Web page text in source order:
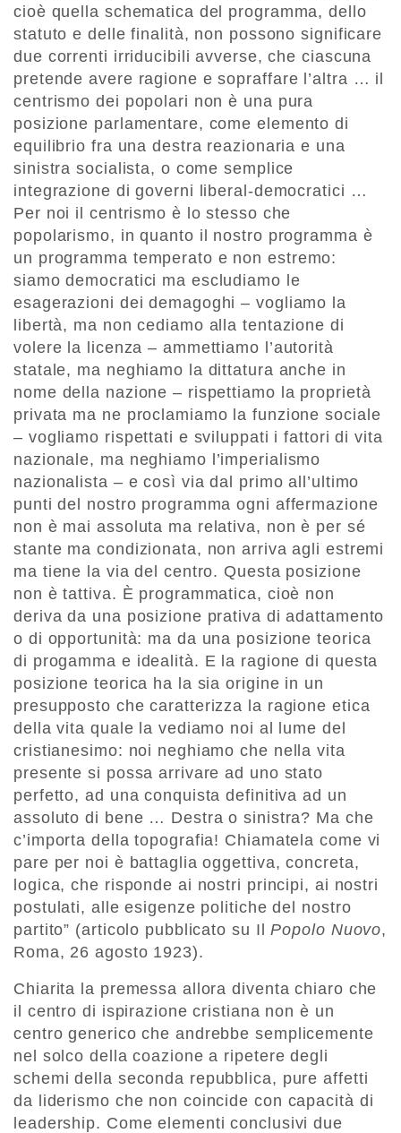
cioè quella schematica del programma, dello
statuto e delle finalità, non possono significare
due correnti irriducibili avverse, che ciascuna
pretende avere ragione e sopraffare l’altra … il
centrismo dei popolari non è una pura
posizione parlamentare, come elemento di
equilibrio fra una destra reazionaria e una
sinistra socialista, o come semplice
integrazione di governi liberal-democratici …
Per noi il centrismo è lo stesso che
popolarismo, in quanto il nostro programma è
un programma temperato e non estremo:
siamo democratici ma escludiamo le
esagerazioni dei demagoghi – vogliamo la
libertà, ma non cediamo alla tentazione di
volere la licenza – ammettiamo l’autorità
statale, ma neghiamo la dittatura anche in
nome della nazione – rispettiamo la proprietà
privata ma ne proclamiamo la funzione sociale
– vogliamo rispettati e sviluppati i fattori di vita
nazionale, ma neghiamo l’imperialismo
nazionalista – e così via dal primo all’ultimo
punti del nostro programma ogni affermazione
non è mai assoluta ma relativa, non è per sé
stante ma condizionata, non arriva agli estremi
ma tiene la via del centro. Questa posizione
non è tattiva. È programmatica, cioè non
deriva da una posizione prativa di adattamento
o di opportunità: ma da una posizione teorica
di progamma e idealità. E la ragione di questa
posizione teorica ha la sia origine in un
presupposto che caratterizza la ragione etica
della vita quale la vediamo noi al lume del
cristianesimo: noi neghiamo che nella vita
presente si possa arrivare ad uno stato
perfetto, ad una conquista definitiva ad un
assoluto di bene … Destra o sinistra? Ma che
c’importa della topografia! Chiamatela come vi
pare per noi è battaglia oggettiva, concreta,
logica, che risponde ai nostri principi, ai nostri
postulati, alle esigenze politiche del nostro
partito” (articolo pubblicato su IlPopolo Nuovo,
Roma, 26 agosto 1923).
Chiarita la premessa allora diventa chiaro che
il centro di ispirazione cristiana non è un
centro generico che andrebbe semplicemente
nel solco della coazione a ripetere degli
schemi della seconda repubblica, pure affetti
da liderismo che non coincide con capacità di
leadership. Come elementi conclusivi due